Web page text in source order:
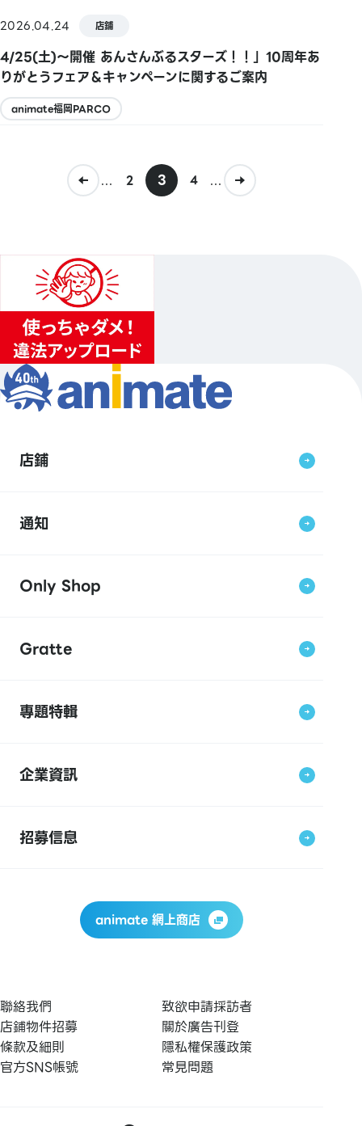
2026.04.24 店鋪
4/25(土)～開催 あんさんぶるスターズ！！」10周年あ
りがとうフェア＆キャンペーンに関するご案内
animate福岡PARCO
... 2 3 4 ...
店鋪
通知
Only Shop
Gratte
專題特輯
企業資訊
招募信息
animate 網上商店
聯絡我們
致欲申請採訪者
店鋪物件招募
關於廣告刊登
條款及細則
隱私權保護政策
官方SNS帳號
常見問題